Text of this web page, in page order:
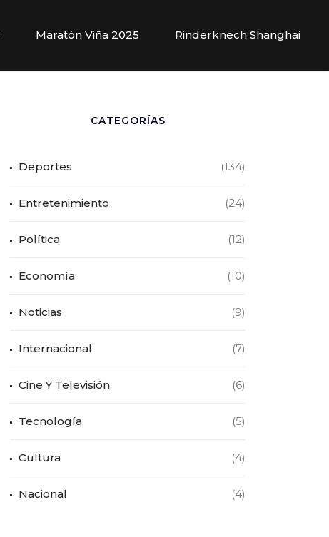
Maratón Viña 2025 Rinderknech Shanghai
CATEGORÍAS
Deportes (134)
Entretenimiento (24)
Política (12)
Economía (10)
Noticias (9)
Internacional (7)
Cine Y Televisión (6)
Tecnología (5)
Cultura (4)
Nacional (4)